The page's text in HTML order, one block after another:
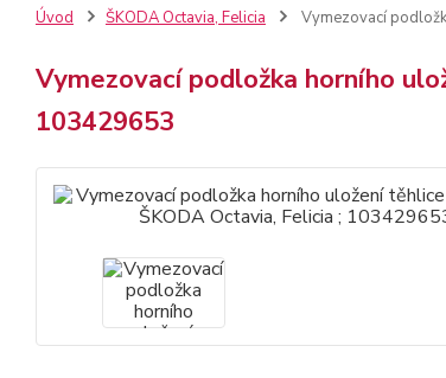
Úvod ŠKODA Octavia, Felicia Vymezovací
Vymezovací podložka horního
103429653